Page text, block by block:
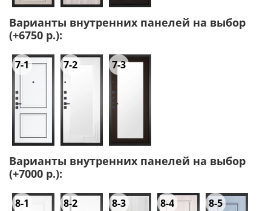
Варианты внутренних панелей на выбор
(+6750 р.):
7-1 7-2 7-3
Варианты внутренних панелей на выбор
(+7000 р.):
8-1 8-2 8-3 8-4 8-5